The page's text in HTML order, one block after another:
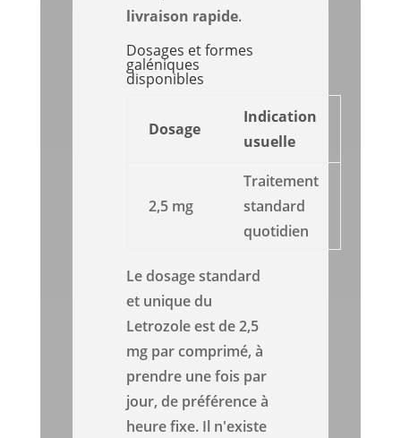
livraison rapide.
Dosages et formes
galéniques
disponibles
Dosage
Indication
usuelle
2,5 mg
Traitement
standard
quotidien
Le dosage standard
et unique du
Letrozole est de 2,5
mg par comprimé, à
prendre une fois par
jour, de préférence à
heure fixe. Il n'existe